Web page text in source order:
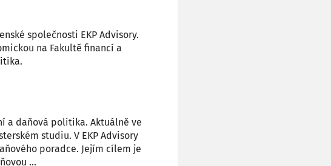
společnosti EKP Advisory.
na Fakultě financí a
a daňová politika. Aktuálně ve
studiu. V EKP Advisory
poradce. Jejím cílem je
...